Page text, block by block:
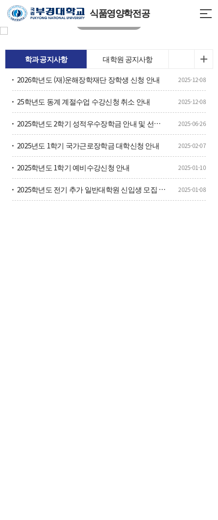
식품영양학전공
학과 공지사항
대학원 공지사항
2026학년도 (재)운해장학재단 장학생 신청 안내
2025-12-08
25학년도 동계 계절수업 수강신청 취소 안내 2025-12-08
2025학년도 2학기 성적우수장학금 안내 및 선발을 위한 토익성적 제출 2025-06-26
2025년도 1학기 국가근로장학금 대학신청 안내 2025-02-07
2025학년도 1학기 예비수강신청 안내 2025-01-10
2025학년도 전기 추가 일반대학원 신입생 모집 안내 2025-01-08